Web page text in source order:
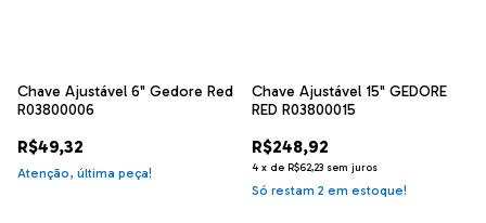
Chave Ajustável 6" Gedore Red
R03800006
R$49,32
Atenção, última peça!
Chave Ajustável 15" GEDORE
RED R03800015
R$248,92
4 x de R$62,23 sem juros
Só restam 2 em estoque!